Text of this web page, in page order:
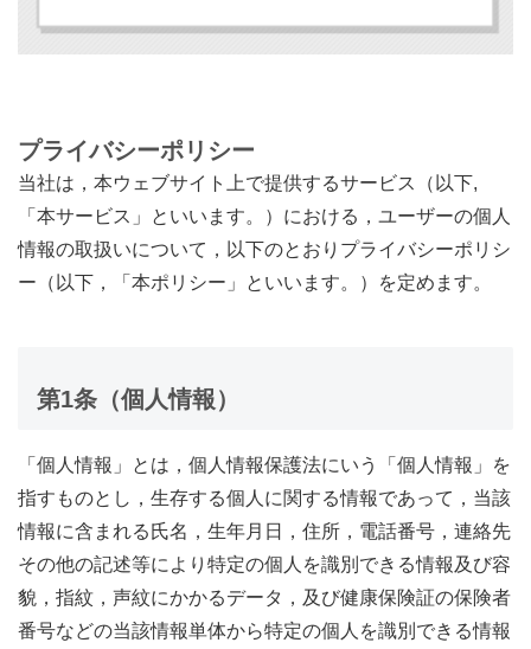
プライバシーポリシー
当社は，本ウェブサイト上で提供するサービス（以下,
「本サービス」といいます。）における，ユーザーの個人
情報の取扱いについて，以下のとおりプライバシーポリシ
ー（以下，「本ポリシー」といいます。）を定めます。
第1条（個人情報）
「個人情報」とは，個人情報保護法にいう「個人情報」を
指すものとし，生存する個人に関する情報であって，当該
情報に含まれる氏名，生年月日，住所，電話番号，連絡先
その他の記述等により特定の個人を識別できる情報及び容
貌，指紋，声紋にかかるデータ，及び健康保険証の保険者
番号などの当該情報単体から特定の個人を識別できる情報